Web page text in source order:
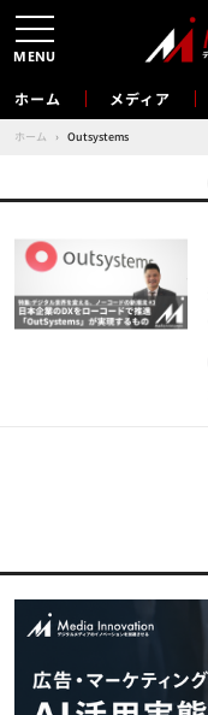
ホーム メディア
ホーム › Outsystems
MENU